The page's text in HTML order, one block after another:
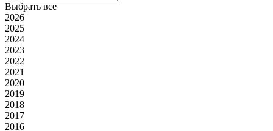
Выбрать все
2026
2025
2024
2023
2022
2021
2020
2019
2018
2017
2016